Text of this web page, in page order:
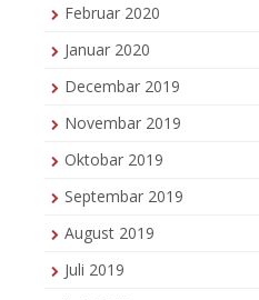
Februar 2020
Januar 2020
Decembar 2019
Novembar 2019
Oktobar 2019
Septembar 2019
August 2019
Juli 2019